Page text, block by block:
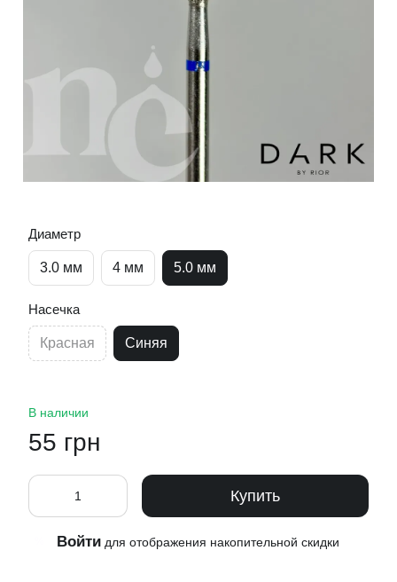
Диаметр
3.0 мм 4 мм 5.0 мм
Насечка
Красная Синяя
В наличии
55 грн
Купить
Войти для отображения накопительной скидки